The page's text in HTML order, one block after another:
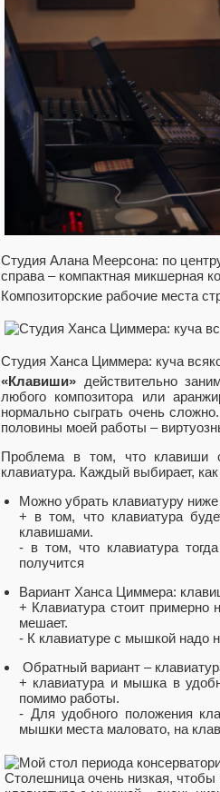
Студия Алана Меерсона: по
справа ‒ компактная микшерная
Композиторские рабочие места
Студия Ханса Циммера: куча
«Клавиши» действительно
любого композитора или
нормально сыграть очень
половины моей работы ‒
Проблема в том, что клавиши
клавиатура. Каждый выбирает,
Можно убрать клавиатуру ниже
+ в том, что клавиатура
клавишами.
- в том, что клавиатура
получится
Вариант Ханса Циммера:
+ Клавиатура стоит
мешает.
- К клавиатуре с мышкой надо
Обратный вариант ‒
+ клавиатура и мышка в
помимо работы.
- Для удобного положения
мышки места маловато, на